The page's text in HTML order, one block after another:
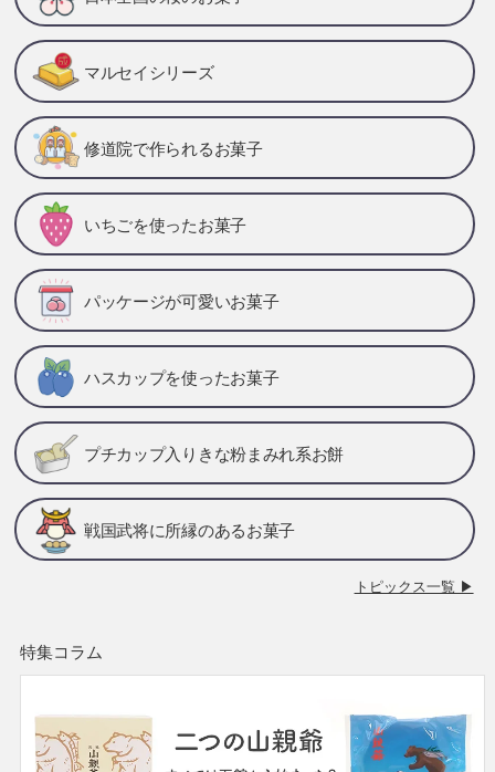
マルセイシリーズ
修道院で作られるお菓子
いちごを使ったお菓子
パッケージが可愛いお菓子
ハスカップを使ったお菓子
プチカップ入りきな粉まみれ系お餅
戦国武将に所縁のあるお菓子
トピックス一覧 ▶
特集コラム